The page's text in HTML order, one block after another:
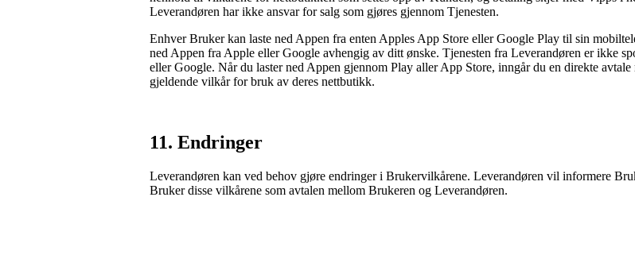
Leverandøren har ikke ansvar for salg som gjøres gjennom Tjenesten.
Enhver Bruker kan laste ned Appen fra enten Apples App Store eller Google Play til sin
ned Appen fra Apple eller Google avhengig av ditt ønske. Tjenesten fra Leverandøren er ikke
eller Google. Når du laster ned Appen gjennom Play aller App Store, inngår du en direkte
gjeldende vilkår for bruk av deres nettbutikk.
11. Endringer
Leverandøren kan ved behov gjøre endringer i Brukervilkårene. Leverandøren vil informere
Bruker disse vilkårene som avtalen mellom Brukeren og Leverandøren.